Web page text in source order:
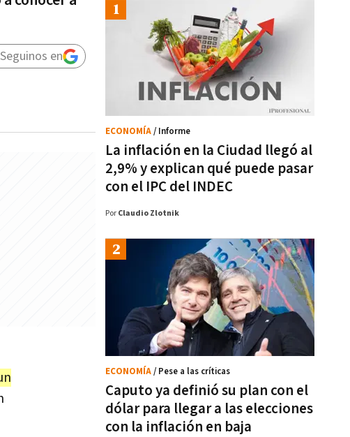
en
La inflación en la Ciudad llegó al
2,9% y explican qué puede pasar
con el IPC del INDEC
ECONOMÍA/ Informe
Por Claudio Zlotnik
Caputo ya definió su plan con el
dólar para llegar a las elecciones
con la inflación en baja
ECONOMÍA/ Pese a las críticas